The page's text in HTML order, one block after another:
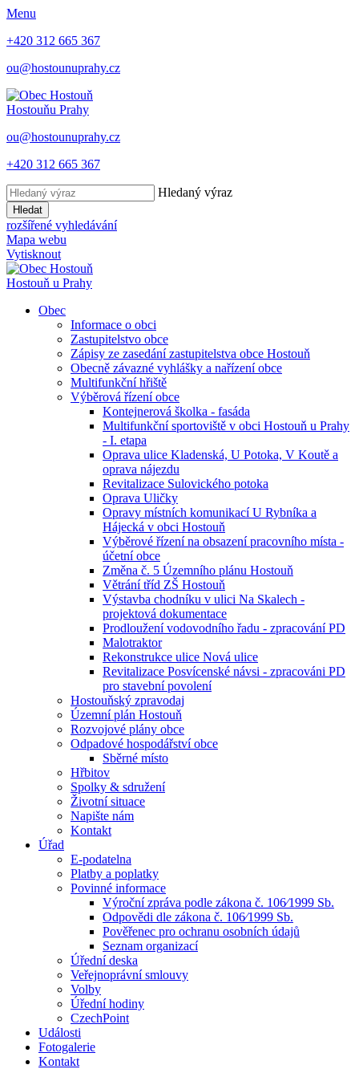
Menu
+420 312 665 367
ou@hostounuprahy.cz
Hostouňu Prahy
ou@hostounuprahy.cz
+420 312 665 367
Hledaný výraz
Hledat
rozšířené vyhledávání
Mapa webu
Vytisknout
Hostouň u Prahy
Obec
Informace o obci
Zastupitelstvo obce
Zápisy ze zasedání zastupitelstva obce Hostouň
Obecně závazné vyhlášky a nařízení obce
Multifunkční hřiště
Výběrová řízení obce
Kontejnerová školka - fasáda
Multifunkční sportoviště v obci Hostouň u Prahy
- I. etapa
Oprava ulice Kladenská, U Potoka, V Koutě a
oprava nájezdu
Revitalizace Sulovického potoka
Oprava Uličky
Opravy místních komunikací U Rybníka a
Hájecká v obci Hostouň
Výběrové řízení na obsazení pracovního místa -
účetní obce
Změna č. 5 Územního plánu Hostouň
Větrání tříd ZŠ Hostouň
Výstavba chodníku v ulici Na Skalech -
projektová dokumentace
Prodloužení vodovodního řadu - zpracování PD
Malotraktor
Rekonstrukce ulice Nová ulice
Revitalizace Posvícenské návsi - zpracováni PD
pro stavební povolení
Hostouňský zpravodaj
Územní plán Hostouň
Rozvojové plány obce
Odpadové hospodářství obce
Sběrné místo
Hřbitov
Spolky & sdružení
Životní situace
Napište nám
Kontakt
Úřad
E-podatelna
Platby a poplatky
Povinné informace
Výroční zpráva podle zákona č. 106⁄1999 Sb.
Odpovědi dle zákona č. 106⁄1999 Sb.
Pověřenec pro ochranu osobních údajů
Seznam organizací
Úřední deska
Veřejnoprávní smlouvy
Volby
Úřední hodiny
CzechPoint
Události
Fotogalerie
Kontakt